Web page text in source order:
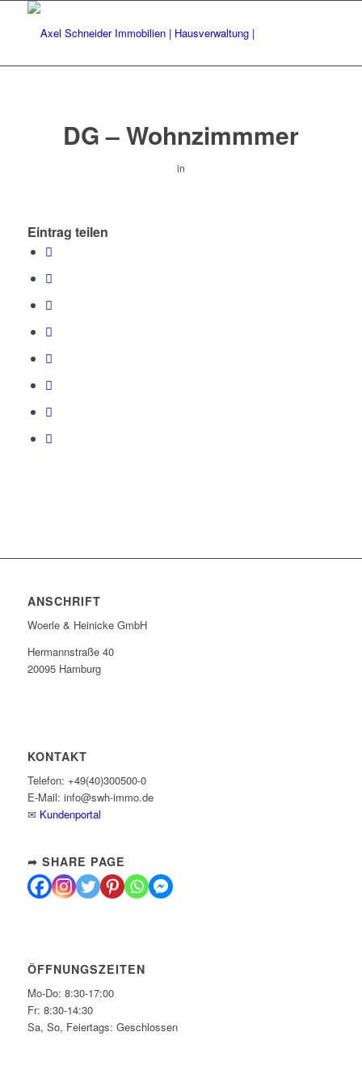
DG – Wohnzimmmer
in
Eintrag teilen
ANSCHRIFT
Woerle & Heinicke GmbH
Hermannstraße 40
20095 Hamburg
KONTAKT
Telefon: +49(40)300500-0
E-Mail: info@swh-immo.de
✉ Kundenportal
➦ SHARE PAGE
ÖFFNUNGSZEITEN
Mo-Do: 8:30-17:00
Fr: 8:30-14:30
Sa, So, Feiertags: Geschlossen